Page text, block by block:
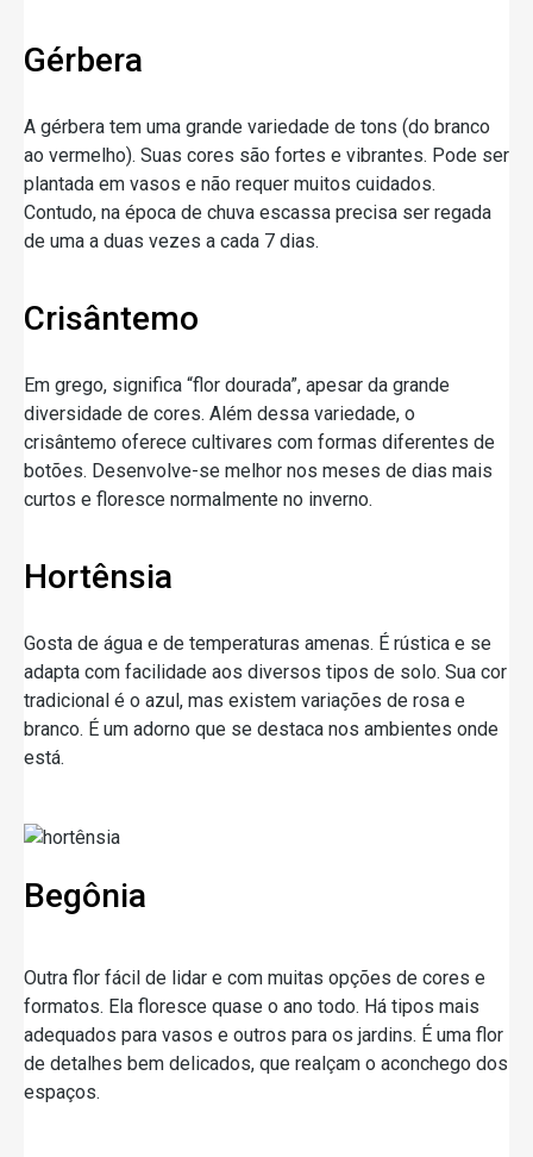
Gérbera
A gérbera tem uma grande variedade de tons (do branco
ao vermelho). Suas cores são fortes e vibrantes. Pode ser
plantada em vasos e não requer muitos cuidados.
Contudo, na época de chuva escassa precisa ser regada
de uma a duas vezes a cada 7 dias.
Crisântemo
Em grego, significa “flor dourada”, apesar da grande
diversidade de cores. Além dessa variedade, o
crisântemo oferece cultivares com formas diferentes de
botões. Desenvolve-se melhor nos meses de dias mais
curtos e floresce normalmente no inverno.
Hortênsia
Gosta de água e de temperaturas amenas. É rústica e se
adapta com facilidade aos diversos tipos de solo. Sua cor
tradicional é o azul, mas existem variações de rosa e
branco. É um adorno que se destaca nos ambientes onde
está.
Begônia
Outra flor fácil de lidar e com muitas opções de cores e
formatos. Ela floresce quase o ano todo. Há tipos mais
adequados para vasos e outros para os jardins. É uma flor
de detalhes bem delicados, que realçam o aconchego dos
espaços.